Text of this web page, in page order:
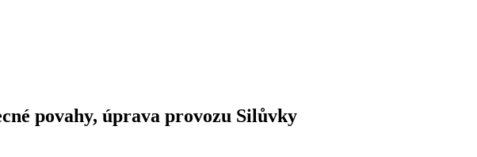
povahy, úprava provozu Silůvky